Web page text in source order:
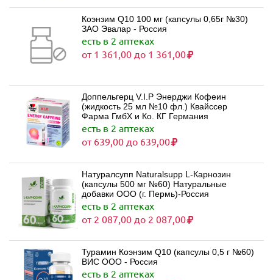
Коэнзим Q10 100 мг (капсулы 0,65г №30)
ЗАО Эвалар - Россия
есть в 2 аптеках
от 1 361,00 до 1 361,00
Доппельгерц V.I.P Энерджи Кофеин
(жидкость 25 мл №10 фл.) Квайссер
Фарма ГмбХ и Ко. КГ Германия
есть в 2 аптеках
от 639,00 до 639,00
Натуралсупп Naturalsupp L-Карнозин
(капсулы 500 мг №60) Натуральные
добавки ООО (г. Пермь)-Россия
есть в 2 аптеках
от 2 087,00 до 2 087,00
Турамин Коэнзим Q10 (капсулы 0,5 г №60)
ВИС ООО - Россия
есть в 2 аптеках